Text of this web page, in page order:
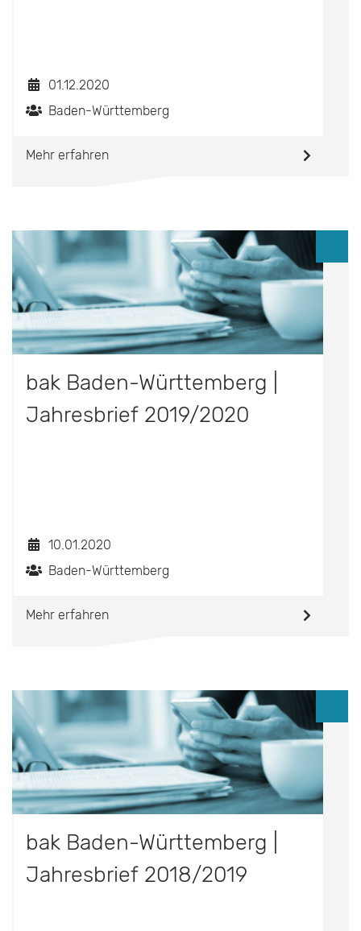
01.12.2020
Baden-Württemberg
Mehr erfahren
bak Baden-Württemberg |
Jahresbrief 2019/2020
10.01.2020
Baden-Württemberg
Mehr erfahren
bak Baden-Württemberg |
Jahresbrief 2018/2019